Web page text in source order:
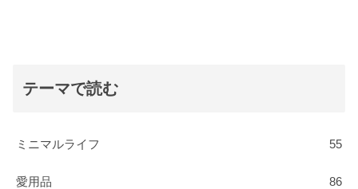
テーマで読む
ミニマルライフ 55
愛用品 86